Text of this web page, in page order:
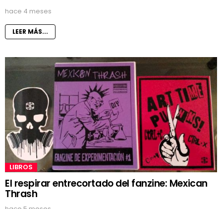
hace 4 meses
LEER MÁS...
LIBROS
El respirar entrecortado del fanzine: Mexican
Thrash